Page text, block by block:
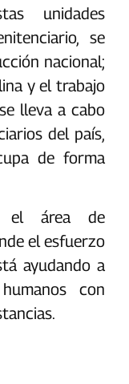
unidades
se
nacional;
y el trabajo
lleva a cabo
del país,
de forma
el área de
el esfuerzo
ayudando a
con